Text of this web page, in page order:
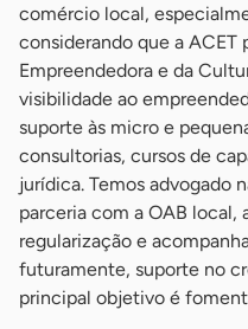
comércio local,
considerando que a ACET
Empreendedora e da
visibilidade ao
suporte às micro e
consultorias, cursos de
jurídica. Temos advogado
parceria com a OAB local,
regularização e
futuramente, suporte no
principal objetivo é